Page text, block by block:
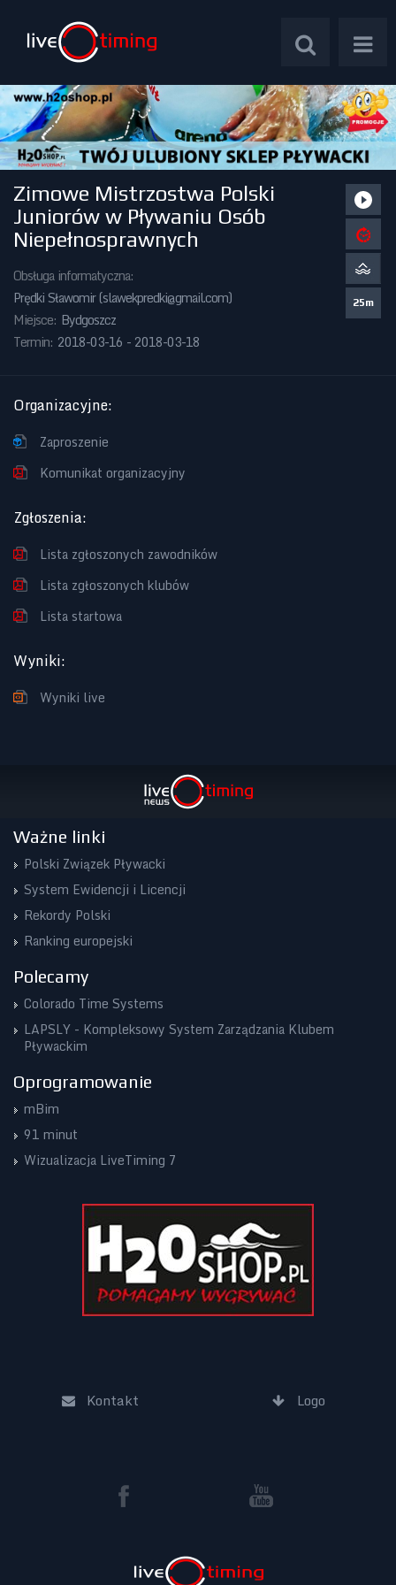
Zawody Międzynarodowe
Zawody Centralne
Zawody Okręgowe
Kalendarz Imprez
Zimowe Mistrzostwa Polski
Juniorów w Pływaniu Osób
Niepełnosprawnych
Obsługa informatyczna:
Prędki Sławomir (slawekpredki@gmail.com)
Miejsce: Bydgoszcz
Termin: 2018-03-16 - 2018-03-18
25m
Organizacyjne:
Zaproszenie
Komunikat organizacyjny
Zgłoszenia:
Lista zgłoszonych zawodników
Lista zgłoszonych klubów
Lista startowa
Wyniki:
Wyniki live
Ważne linki
Polski Związek Pływacki
System Ewidencji i Licencji
Rekordy Polski
Ranking europejski
Polecamy
Colorado Time Systems
LAPSLY - Kompleksowy System Zarządzania Klubem
Pływackim
Oprogramowanie
mBim
91 minut
Wizualizacja LiveTiming 7
Kontakt Logo